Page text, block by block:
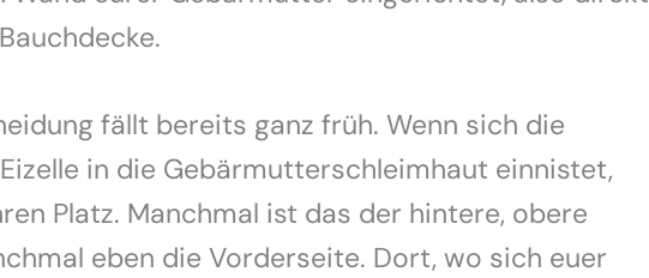
fällt bereits ganz früh. Wenn sich die
in die Gebärmutterschleimhaut einnistet,
Platz. Manchmal ist das der hintere, obere
eben die Vorderseite. Dort, wo sich euer